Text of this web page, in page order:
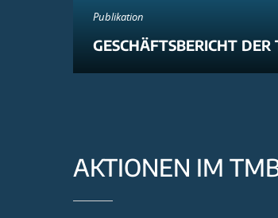
Publikation
GESCHÄFTSBERICHT
AKTIONEN IM